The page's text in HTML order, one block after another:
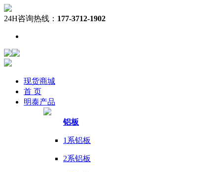
24H咨询热线： 177-3712-1902
现货商城
首 页
明泰产品
铝板
1系铝板
2系铝板